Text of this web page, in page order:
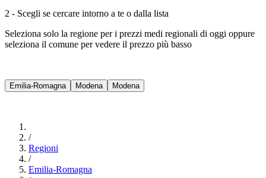
2 - Scegli se cercare intorno a te o dalla lista
Seleziona solo la regione per i prezzi medi regionali di oggi oppure
seleziona il comune per vedere il prezzo più basso
Emilia-Romagna Modena Modena
/
Regioni
/
Emilia-Romagna